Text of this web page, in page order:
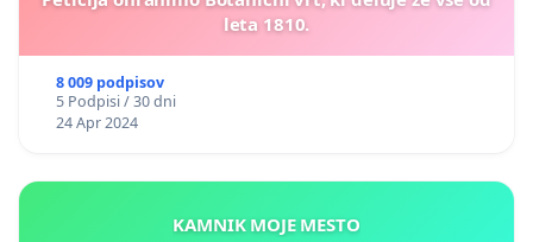
leta 1810.
8 009 podpisov
5 Podpisi / 30 dni
24 Apr 2024
KAMNIK MOJE MESTO